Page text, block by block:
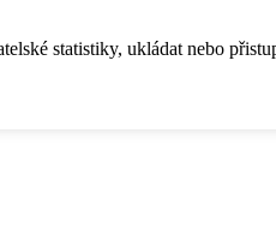
statistiky, ukládat nebo